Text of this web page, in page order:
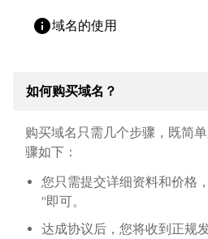
info域名的使用
如何购买域名？
购买域名只需几个步骤，既简
骤如下：
您只需提交详细资料和价格
"即可。
达成协议后，您将收到正规